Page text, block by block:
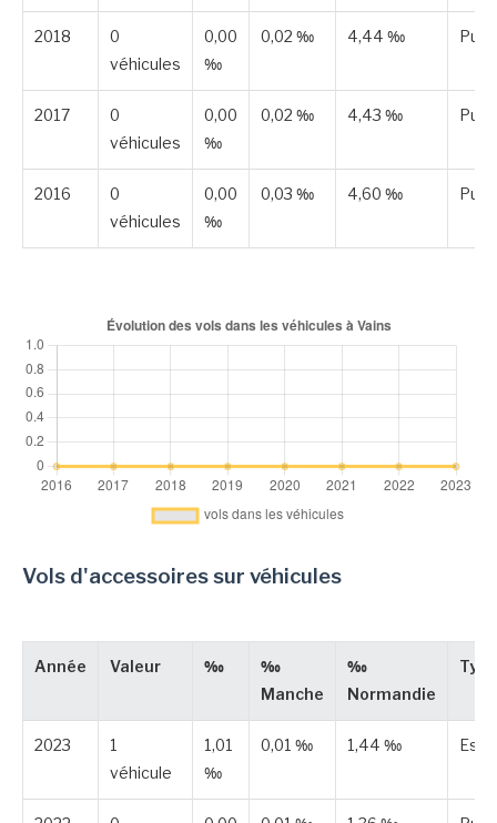
2018
0
véhicules
0,00
‰
0,02 ‰ 4,44 ‰
2017
0
véhicules
0,00
‰
0,02 ‰ 4,43 ‰
2016
0
véhicules
0,00
‰
0,03 ‰ 4,60 ‰
Vols d'accessoires sur véhicules
Année Valeur ‰
‰
Manche
‰
Normandie
Type
2023
1
véhicule
1,01
‰
0,01 ‰ 1,44 ‰